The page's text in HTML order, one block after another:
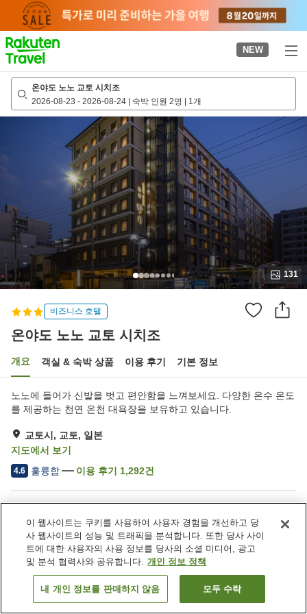
page
NEW
온야도 노노 교토 시치조
2026-08-23 - 2026-08-24 | 숙박 인원 2명 | 1개
131
비즈니스 호텔
온야도 노노 교토 시치조
개요 객실 & 숙박 상품 이용 후기 기본 정보
노노에 들어가 신발을 벗고 편안함을 느껴보세요. 다양한 온수 온도
를 제공하는 천연 온천 대욕장을 보유하고 있습니다.
교토시, 교토, 일본
지도에서 보기
4.6 훌륭함 이용 후기 1,292건
주차장
사우나
레스토랑
자동판매기
객실 보기
이 웹사이트는 쿠키를 사용하여 사용자 경험을 개선하고 당
사 웹사이트의 성능 및 트래픽을 분석합니다. 또한 당사 사이
트에 대한 사용자의 사용 정보를 당사의 소셜 미디어, 광고
및 분석 협력사와 공유합니다. 개인 정보 정책
내 개인 정보를 판매하지 않음 모두 수락